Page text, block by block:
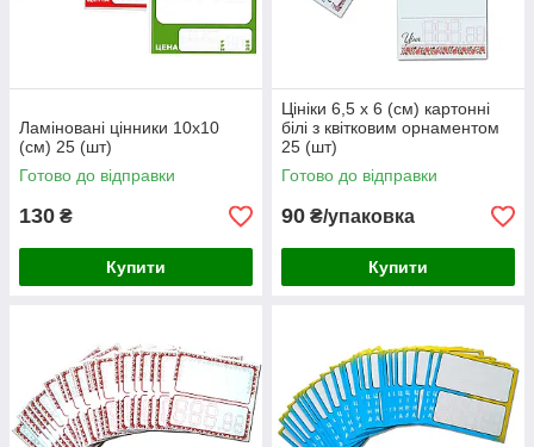
Ламіновані цінники 10х10
(см) 25 (шт)
Готово до відправки
130 ₴
Купити
Цініки 6,5 х 6 (см) картонні
білі з квітковим орнаментом
25 (шт)
Готово до відправки
90 ₴/упаковка
Купити